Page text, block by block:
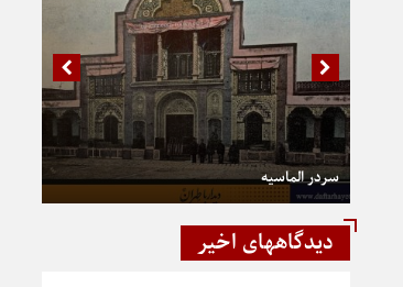
سردر الماسیه
دیدگاههای اخیر